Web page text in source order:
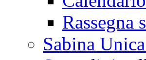
Rassegna
Sabina